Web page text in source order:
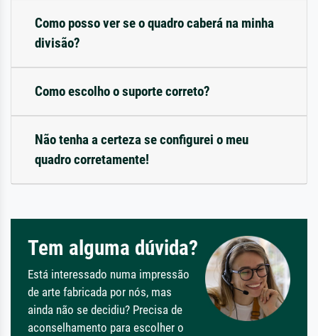
Como posso ver se o quadro caberá na minha
divisão?
Como escolho o suporte correto?
Não tenha a certeza se configurei o meu
quadro corretamente!
Tem alguma dúvida?
Está interessado numa impressão
de arte fabricada por nós, mas
ainda não se decidiu? Precisa de
aconselhamento para escolher o